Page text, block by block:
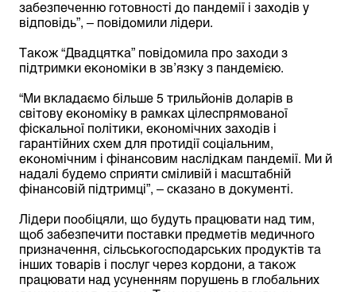
забезпеченню готовності до пандемії і заходів у
відповідь”, – повідомили лідери.
Також “Двадцятка” повідомила про заходи з
підтримки економіки в зв’язку з пандемією.
“Ми вкладаємо більше 5 трильйонів доларів в
світову економіку в рамках цілеспрямованої
фіскальної політики, економічних заходів і
гарантійних схем для протидії соціальним,
економічним і фінансовим наслідкам пандемії. Ми й
надалі будемо сприяти сміливій і масштабній
фінансовій підтримці”, – сказано в документі.
Лідери пообіцяли, що будуть працювати над тим,
щоб забезпечити поставки предметів медичного
призначення, сільськогосподарських продуктів та
інших товарів і послуг через кордони, а також
працювати над усуненням порушень в глобальних